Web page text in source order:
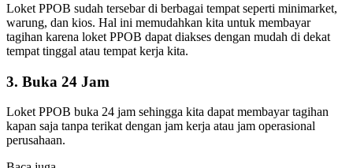
Loket PPOB sudah tersebar di berbagai tempat seperti minimarket,
warung, dan kios. Hal ini memudahkan kita untuk membayar
tagihan karena loket PPOB dapat diakses dengan mudah di dekat
tempat tinggal atau tempat kerja kita.
3. Buka 24 Jam
Loket PPOB buka 24 jam sehingga kita dapat membayar tagihan
kapan saja tanpa terikat dengan jam kerja atau jam operasional
perusahaan.